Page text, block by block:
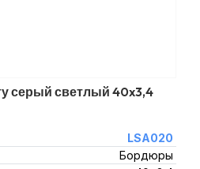
серый светлый 40x3,4
LSA020
Бордюры